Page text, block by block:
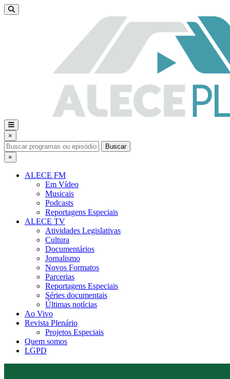
×
Buscar
×
ALECE FM
Em Vídeo
Musicais
Podcasts
Reportagens Especiais
ALECE TV
Atividades Legislativas
Cultura
Documentários
Jornalismo
Novos Formatos
Parcerias
Reportagens Especiais
Séries documentais
Últimas notícias
Ao Vivo
Revista Plenário
Projetos Especiais
Quem somos
LGPD